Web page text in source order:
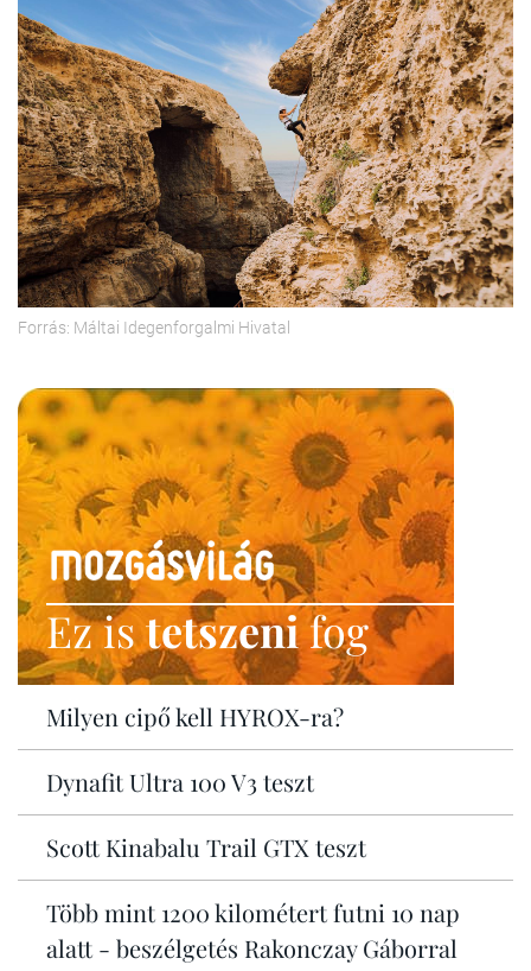
Forrás: Máltai Idegenforgalmi Hivatal
Ez istetszenifog
Milyen cipő kell HYROX-ra?
Dynafit Ultra 100 V3 teszt
Scott Kinabalu Trail GTX teszt
Több mint 1200 kilométert futni 10 nap
alatt - beszélgetés Rakonczay Gáborral